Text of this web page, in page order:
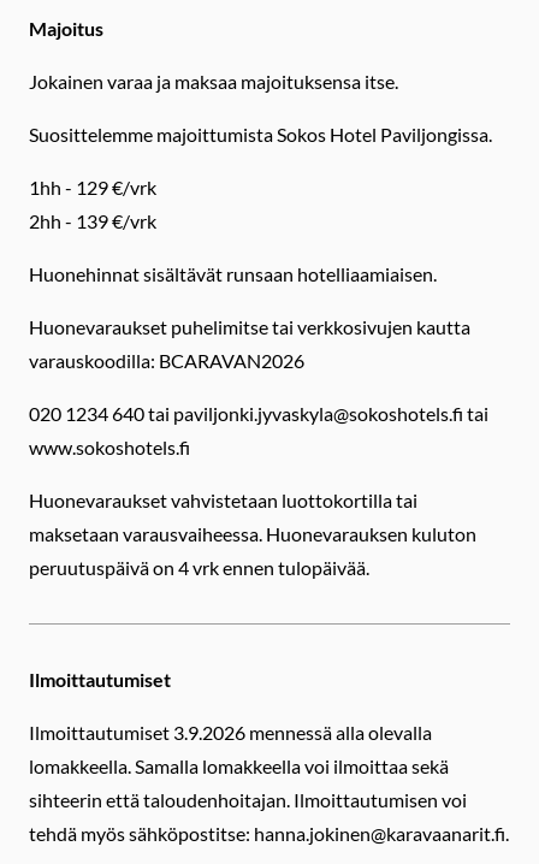
Majoitus
Jokainen varaa ja maksaa majoituksensa itse.
Suosittelemme majoittumista Sokos Hotel Paviljongissa.
1hh - 129 €/vrk
2hh - 139 €/vrk
Huonehinnat sisältävät runsaan hotelliaamiaisen.
Huonevaraukset puhelimitse tai verkkosivujen kautta
varauskoodilla: BCARAVAN2026
020 1234 640 tai paviljonki.jyvaskyla@sokoshotels.fi tai
www.sokoshotels.fi
Huonevaraukset vahvistetaan luottokortilla tai
maksetaan varausvaiheessa. Huonevarauksen kuluton
peruutuspäivä on 4 vrk ennen tulopäivää.
Ilmoittautumiset
Ilmoittautumiset 3.9.2026 mennessä alla olevalla
lomakkeella. Samalla lomakkeella voi ilmoittaa sekä
sihteerin että taloudenhoitajan. Ilmoittautumisen voi
tehdä myös sähköpostitse: hanna.jokinen@karavaanarit.fi.